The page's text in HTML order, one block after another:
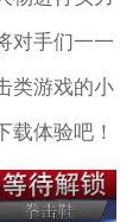
对手们一一
类游戏的小
载体验吧！